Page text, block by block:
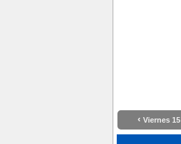
‹ Viernes 15